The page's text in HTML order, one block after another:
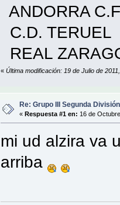
ANDORRA
C.D. TERUEL
REAL
«Última modificación: 19 de Julio de
Re: Grupo III Segunda
«Respuesta #1 en: 16 de
mi ud alzira va
arriba